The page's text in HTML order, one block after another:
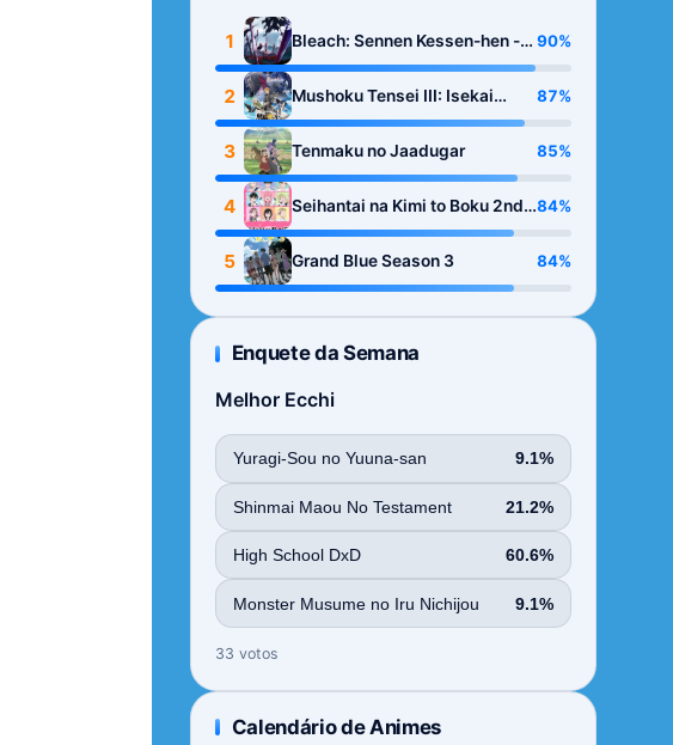
1
Bleach: Sennen Kessen-hen -
Kashin-tan
90%
2
Mushoku Tensei III: Isekai
Ittara Honki Dasu
87%
3 Tenmaku no Jaadugar 85%
4
Seihantai na Kimi to Boku 2nd
Season
84%
5 Grand Blue Season 3 84%
Enquete da Semana
Melhor Ecchi
Yuragi-Sou no Yuuna-san 9.1%
Shinmai Maou No Testament 21.2%
High School DxD 60.6%
Monster Musume no Iru Nichijou 9.1%
33 votos
Calendário de Animes